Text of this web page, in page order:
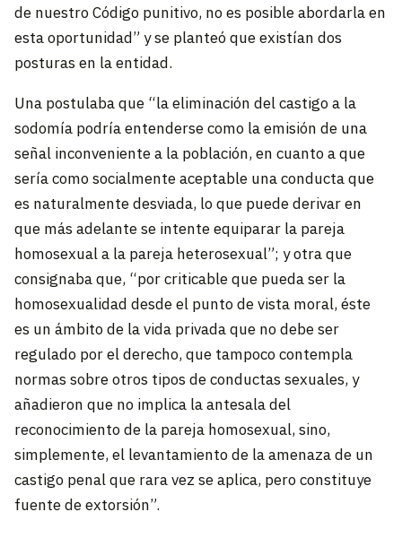
de nuestro Código punitivo, no es posible abordarla en
esta oportunidad” y se planteó que existían dos
posturas en la entidad.
Una postulaba que “la eliminación del castigo a la
sodomía podría entenderse como la emisión de una
señal inconveniente a la población, en cuanto a que
sería como socialmente aceptable una conducta que
es naturalmente desviada, lo que puede derivar en
que más adelante se intente equiparar la pareja
homosexual a la pareja heterosexual”; y otra que
consignaba que, “por criticable que pueda ser la
homosexualidad desde el punto de vista moral, éste
es un ámbito de la vida privada que no debe ser
regulado por el derecho, que tampoco contempla
normas sobre otros tipos de conductas sexuales, y
añadieron que no implica la antesala del
reconocimiento de la pareja homosexual, sino,
simplemente, el levantamiento de la amenaza de un
castigo penal que rara vez se aplica, pero constituye
fuente de extorsión”.